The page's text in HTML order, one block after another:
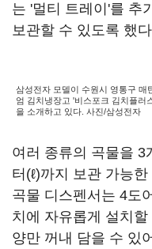
는 '멀티 트레이'를 추
보관할 수 있도록 했
삼성전자 모델이 수원시 영통구 매
엄 김치냉장고 '비스포크 김치플러
을 소개하고 있다. 사진/삼성전자
여러 종류의 곡물을 3
터(ℓ)까지 보관 가능
곡물 디스펜서는 4도
치에 자유롭게 설치
양만 꺼내 담을 수 있